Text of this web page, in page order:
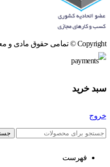
Copyright © تمامی حقوق مادی و معنوی وب سایت محفوظ می باشد
سبد خرید
خروج
فهرست